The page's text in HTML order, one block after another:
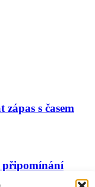
s časem
připomínání